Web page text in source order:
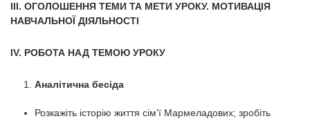
III. ОГОЛОШЕННЯ ТЕМИ ТА МЕТИ УРОКУ. МОТИВАЦІЯ
НАВЧАЛЬНОЇ ДІЯЛЬНОСТІ
ІV. РОБОТА НАД ТЕМОЮ УРОКУ
Аналітична бесіда
Розкажіть історію життя сім’ї Мармеладових; зробіть